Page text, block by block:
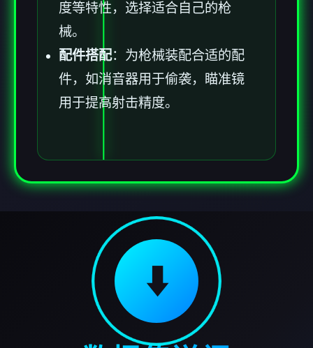
度等特性，选择适合自己的枪
械。
配件搭配：为枪械装配合适的配
件，如消音器用于偷袭，瞄准镜
用于提高射击精度。
⬇️